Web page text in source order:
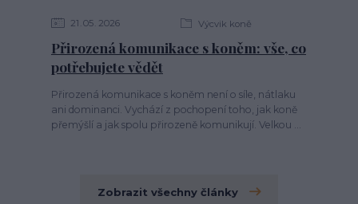
21 05 2026 Výcvik koně
Přirozená komunikace s koněm: vše, co
potřebujete vědět
Přirozená komunikace s koněm není o síle, nátlaku
ani dominanci. Vychází z pochopení toho, jak koně
přemýšlí a jak spolu přirozeně komunikují. Velkou ...
Zobrazit všechny články